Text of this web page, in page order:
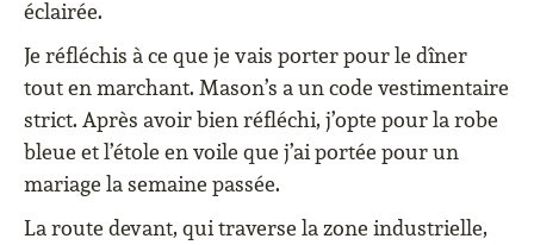
éclairée.
Je réfléchis à ce que je vais porter pour le dîner
tout en marchant. Mason’s a un code vestimentaire
strict. Après avoir bien réfléchi, j’opte pour la robe
bleue et l’étole en voile que j’ai portée pour un
mariage la semaine passée.
La route devant, qui traverse la zone industrielle,